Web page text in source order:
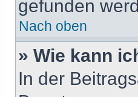
gefunden
Nach oben
» Wie kann
In der